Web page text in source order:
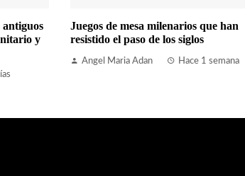
antiguos
y
Juegos de mesa milenarios que han
resistido el paso de los siglos
Angel Maria Adan Hace 1 semana